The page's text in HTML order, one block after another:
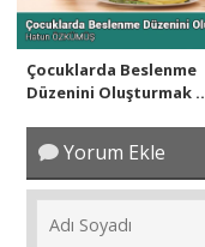
Çocuklarda Beslenme
Düzenini Oluşturmak ..
Yorum Ekle